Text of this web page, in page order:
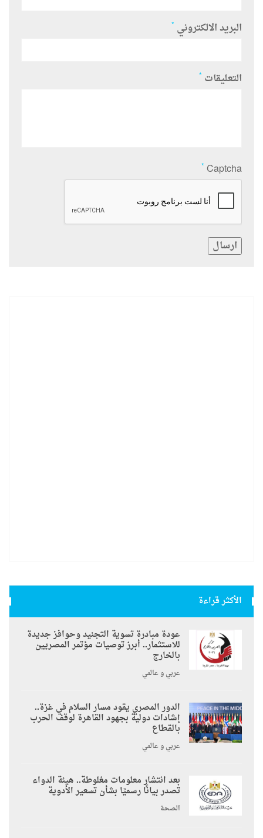
البريد الالكتروني *
التعليقات *
Captcha
*
ارسال
الأكثر قراءة
عودة مبادرة تسوية التجنيد وحوافز جديدة
للاستثمار.. أبرز توصيات مؤتمر المصريين
بالخارج
عربي و عالمي
الدور المصري يقود مسار السلام في غزة..
إشادات دولية بجهود القاهرة لوقف الحرب
بالقطاع
عربي و عالمي
بعد انتشار معلومات مغلوطة.. هيئة الدواء
تصدر بيانًا رسميًا بشأن تسعير الأدوية
الصحة